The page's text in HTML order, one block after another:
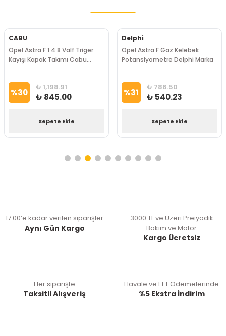
CABU
Opel Astra F 1.4 8 Valf Triger
Kayışı Kapak Takımı Cabu
%30 ₺ 1,198.91
₺ 845.00
Sepete Ekle
Delphi
Opel Astra F Gaz Kelebek
Potansiyometre Delphi Marka
%31 ₺ 786.50
₺ 540.23
Sepete Ekle
17:00’e kadar verilen siparişler
Aynı Gün Kargo
3000 TL ve Üzeri Preiyodik
Bakım ve Motor
Kargo Ücretsiz
Her siparişte
Taksitli Alışveriş
Havale ve EFT Ödemelerinde
%5 Ekstra İndirim